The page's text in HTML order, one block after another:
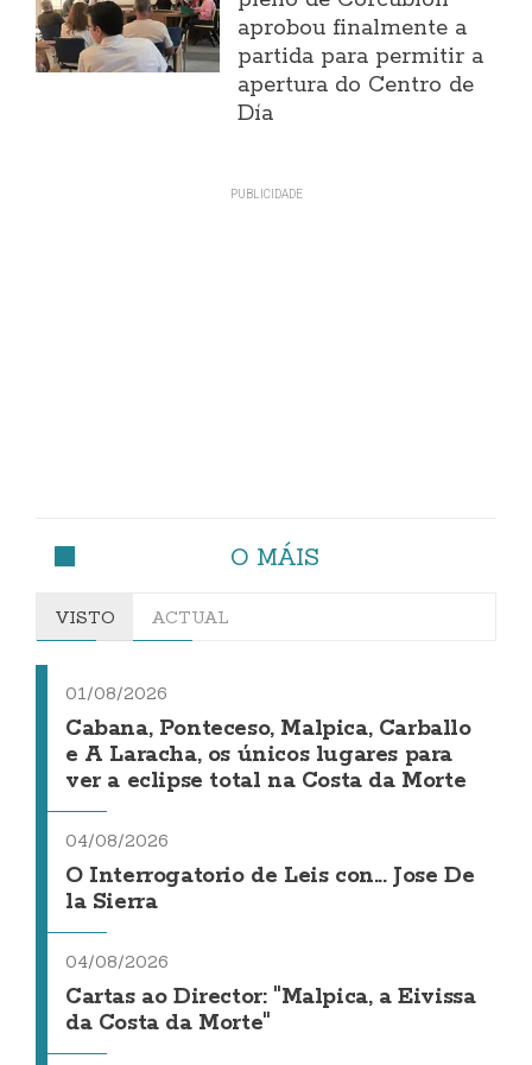
aprobou finalmente a
partida para permitir a
apertura do Centro de
Día
O MÁIS
VISTO ACTUAL
01/08/2026
Cabana, Ponteceso, Malpica, Carballo
e A Laracha, os únicos lugares para
ver a eclipse total na Costa da Morte
04/08/2026
O Interrogatorio de Leis con... Jose De
la Sierra
04/08/2026
Cartas ao Director: "Malpica, a Eivissa
da Costa da Morte"